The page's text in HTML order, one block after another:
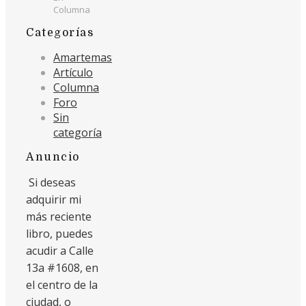
Columna
Categorías
Amartemas
Artículo
Columna
Foro
Sin
categoría
Anuncio
Si deseas
adquirir mi
más reciente
libro, puedes
acudir a Calle
13a #1608, en
el centro de la
ciudad, o